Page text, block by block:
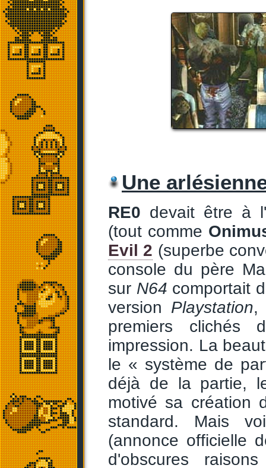
Une
RE0 devait être à
(tout comme
Evil 2 (superbe
console du père
sur N64 comportait
version Playstation,
premiers
impression. La
le « système de
déjà de la partie,
motivé sa création
standard. Mais
(annonce officielle
d'obscures